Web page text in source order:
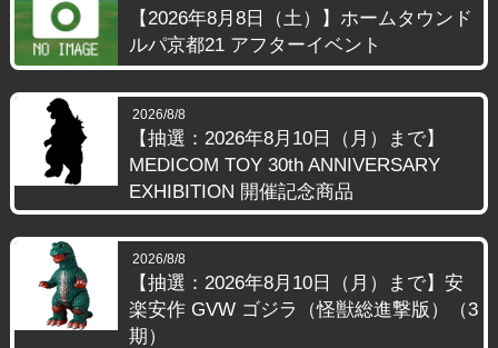
【2026年8月8日（土）】ホームタウンド
ルパ京都21 アフターイベント
2026/8/8
【抽選：2026年8月10日（月）まで】
MEDICOM TOY 30th ANNIVERSARY
EXHIBITION 開催記念商品
2026/8/8
【抽選：2026年8月10日（月）まで】安
楽安作 GVW ゴジラ（怪獣総進撃版）（3
期）